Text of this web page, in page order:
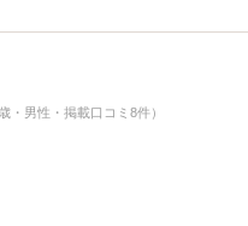
・男性・掲載口コミ8件）